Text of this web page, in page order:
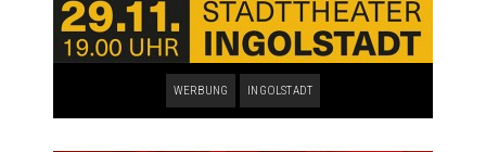
WERBUNG INGOLSTADT